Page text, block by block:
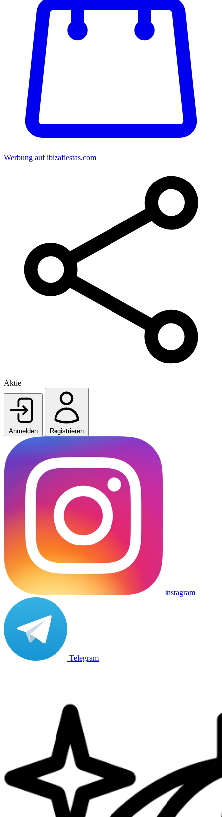
Werbung auf ibizafiestas.com
Aktie
Anmelden Registrieren
Instagram
Telegram